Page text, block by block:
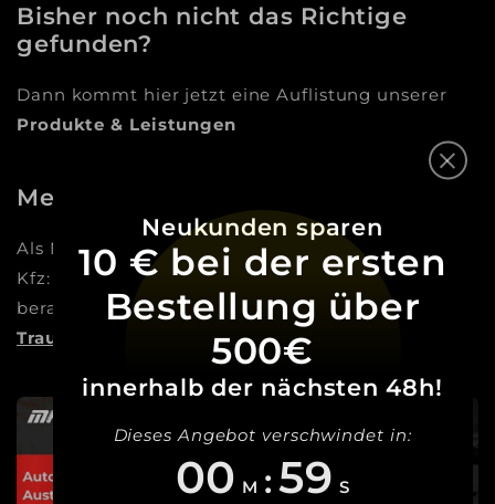
Neukunden sparen
10 € bei der ersten
Bestellung über
500€
innerhalb der nächsten 48h!
Dieses Angebot verschwindet in:
00 M :58 S
Bisher noch nicht das Richtige
gefunden?
Dann kommt hier jetzt eine Auflistung unserer
Produkte & Leistungen
Mehr als nur ein Online-Shop
Als Meisterbetrieb sind wir die Experten für dein
Kfz: Vom Autoglas über Reifen bis zum Tuning
beraten und begleiten wir dich dabei,deinen
Traum Wirklichkeit werden zu lassen!